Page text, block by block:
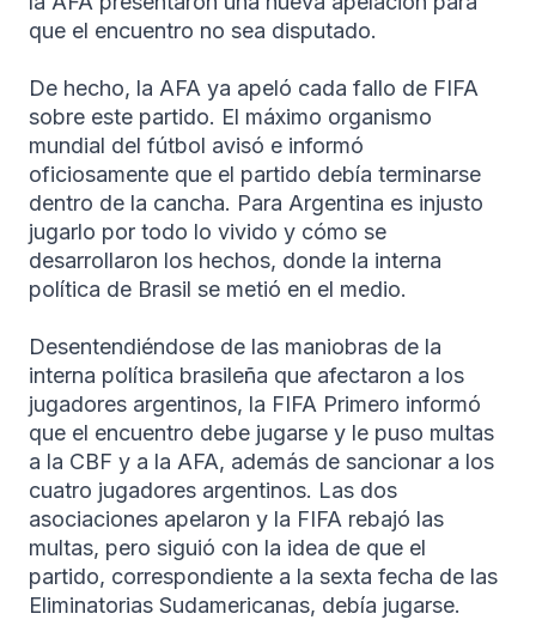
que el encuentro no sea disputado.
De hecho, la AFA ya apeló cada fallo de FIFA
sobre este partido. El máximo organismo
mundial del fútbol avisó e informó
oficiosamente que el partido debía terminarse
dentro de la cancha. Para Argentina es injusto
jugarlo por todo lo vivido y cómo se
desarrollaron los hechos, donde la interna
política de Brasil se metió en el medio.
Desentendiéndose de las maniobras de la
interna política brasileña que afectaron a los
jugadores argentinos, la FIFA Primero informó
que el encuentro debe jugarse y le puso multas
a la CBF y a la AFA, además de sancionar a los
cuatro jugadores argentinos. Las dos
asociaciones apelaron y la FIFA rebajó las
multas, pero siguió con la idea de que el
partido, correspondiente a la sexta fecha de las
Eliminatorias Sudamericanas, debía jugarse.